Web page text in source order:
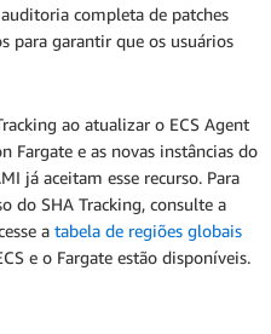
completa de patches
para garantir que os usuários
ao atualizar o ECS Agent
Fargate e as novas instâncias do
já aceitam esse recurso. Para
do SHA Tracking, consulte a
a tabela de regiões globais
e o Fargate estão disponíveis.